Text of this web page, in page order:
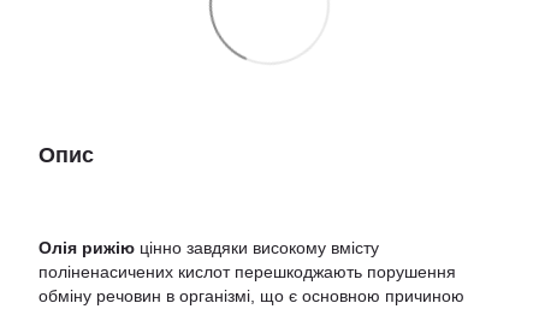
Опис
Олія рижію цінно завдяки високому вмісту
поліненасичених кислот перешкоджають порушення
обміну речовин в організмі, що є основною причиною